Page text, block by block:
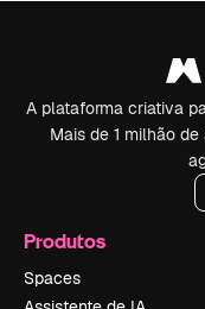
A plataforma criativa
Mais de 1 milhão
Produtos
Spaces